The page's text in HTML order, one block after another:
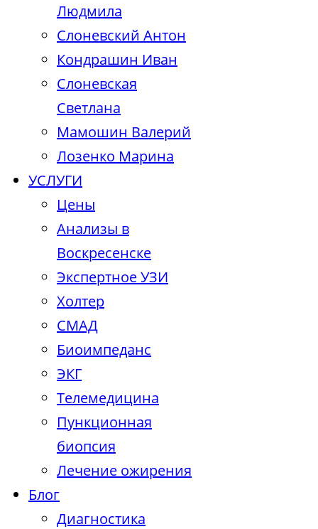
Людмила
Слоневский Антон
Кондрашин Иван
Слоневская
Светлана
Мамошин Валерий
Лозенко Марина
УСЛУГИ
Цены
Анализы в
Воскресенске
Экспертное УЗИ
Холтер
СМАД
Биоимпеданс
ЭКГ
Телемедицина
Пункционная
биопсия
Лечение ожирения
Блог
Диагностика